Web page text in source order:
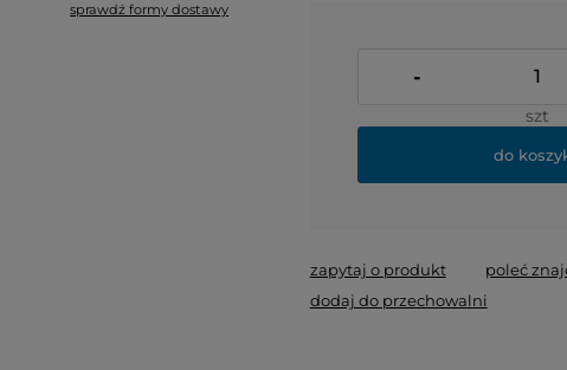
sprawdź formy dostawy
-
szt
do
zapytaj o produkt poleć
dodaj do przechowalni